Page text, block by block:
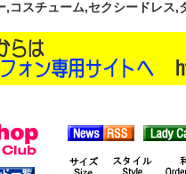
,コスチューム,セクシードレス